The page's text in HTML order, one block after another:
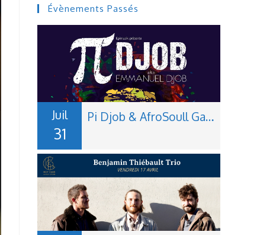
Évènements Passés
Juil
31
Pi Djob & AfroSoull Gang